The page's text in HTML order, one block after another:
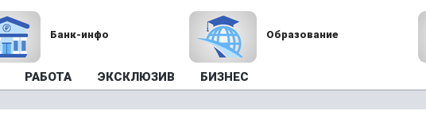
Банк-инфо Образование
РАБОТА ЭКСКЛЮЗИВ БИЗНЕС